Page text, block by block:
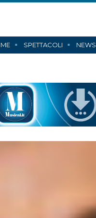
SPETTACOLI NEWS